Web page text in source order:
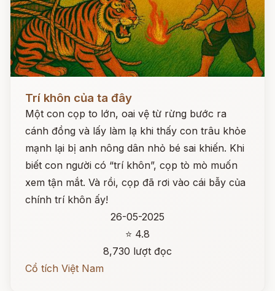
Trí khôn của ta đây
Một con cọp to lớn, oai vệ từ rừng bước ra
cánh đồng và lấy làm lạ khi thấy con trâu khỏe
mạnh lại bị anh nông dân nhỏ bé sai khiến. Khi
biết con người có “trí khôn”, cọp tò mò muốn
xem tận mắt. Và rồi, cọp đã rơi vào cái bẫy của
chính trí khôn ấy!
26-05-2025
⭐ 4.8
8,730 lượt đọc
Cổ tích Việt Nam